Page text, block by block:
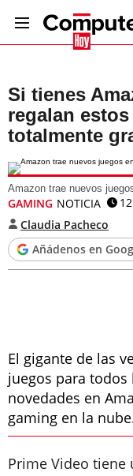
Si tienes
regalan
totalmente
Amazon trae nuevos
GAMING NOTICIA
Claudia Pacheco
Añádenos en
El gigante de las
juegos para
novedades en
gaming en la
Prime Video tiene